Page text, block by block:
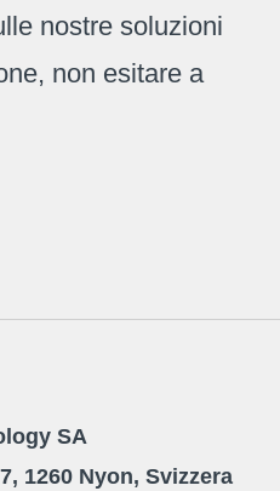
nostre soluzioni
non esitare a
SA
1260 Nyon, Svizzera